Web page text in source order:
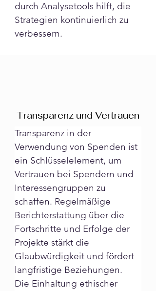
durch Analysetools hilft, die
Strategien kontinuierlich zu
verbessern.
Transparenz und Vertrauen
Transparenz in der
Verwendung von Spenden ist
ein Schlüsselelement, um
Vertrauen bei Spendern und
Interessengruppen zu
schaffen. Regelmäßige
Berichterstattung über die
Fortschritte und Erfolge der
Projekte stärkt die
Glaubwürdigkeit und fördert
langfristige Beziehungen.
Die Einhaltung ethischer